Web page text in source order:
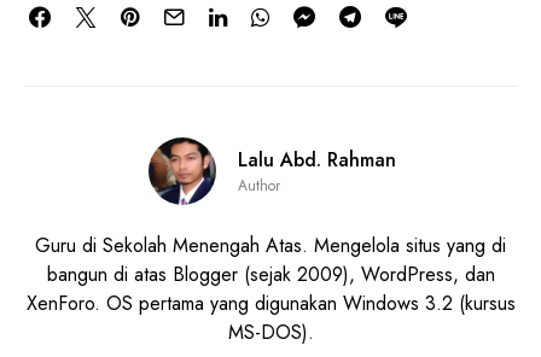
Lalu Abd. Rahman
Author
Guru di Sekolah Menengah Atas. Mengelola situs yang di
bangun di atas Blogger (sejak 2009), WordPress, dan
XenForo. OS pertama yang digunakan Windows 3.2 (kursus
MS-DOS).